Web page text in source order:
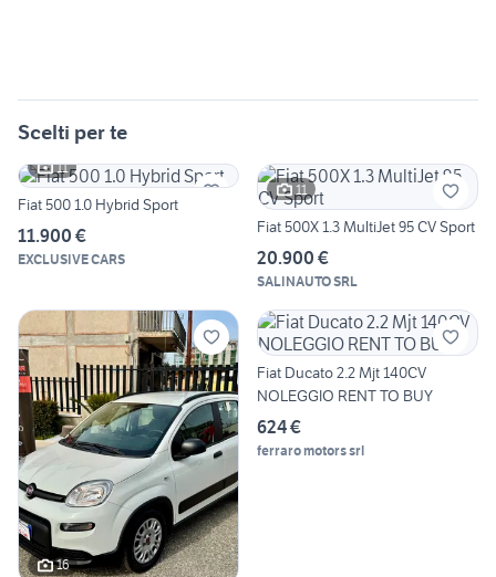
Scelti per te
11
Fiat 500 1.0 Hybrid Sport
11.900 €
EXCLUSIVE CARS
11
Fiat 500X 1.3 MultiJet 95 CV Sport
20.900 €
SALINAUTO SRL
16
Fiat Ducato 2.2 Mjt 140CV
NOLEGGIO RENT TO BUY
624 €
ferraro motors srl